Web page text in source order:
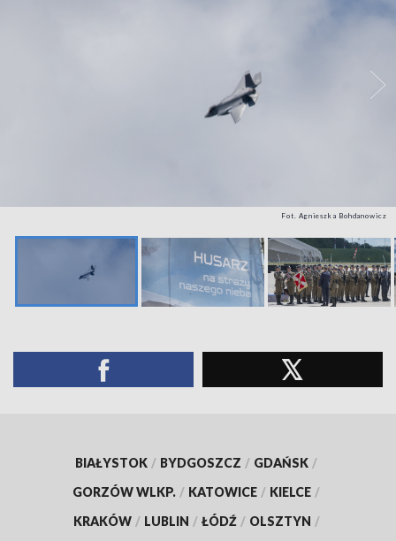
Fot. Agnieszka Bohdanowicz
BIAŁYSTOK / BYDGOSZCZ / GDAŃSK /
GORZÓW WLKP. / KATOWICE / KIELCE /
KRAKÓW / LUBLIN / ŁÓDŹ / OLSZTYN /